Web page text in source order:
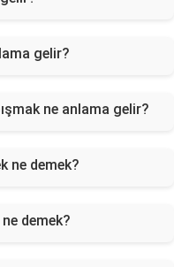
gelir?
ne anlama gelir?
ne demek?
demek?